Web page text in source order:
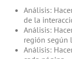
Análisis:
de la
Análisis:
región según
Análisis: